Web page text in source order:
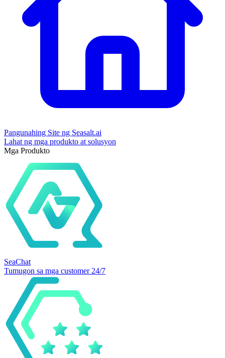
Pangunahing Site ng Seasalt.ai
Lahat ng mga produkto at solusyon
Mga Produkto
SeaChat
Tumugon sa mga customer 24/7